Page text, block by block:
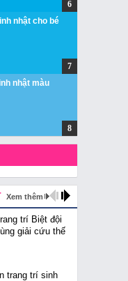
nhật cho bé
nhật màu
Xem thêm
trí Biệt đội
giải cứu thế
trang trí sinh